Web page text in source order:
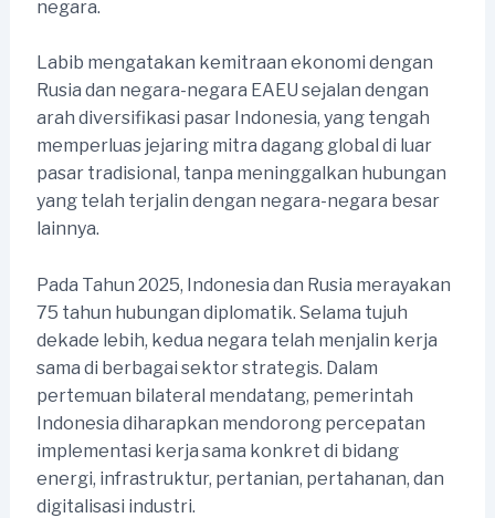
negara.
Labib mengatakan kemitraan ekonomi dengan
Rusia dan negara-negara EAEU sejalan dengan
arah diversifikasi pasar Indonesia, yang tengah
memperluas jejaring mitra dagang global di luar
pasar tradisional, tanpa meninggalkan hubungan
yang telah terjalin dengan negara-negara besar
lainnya.
Pada Tahun 2025, Indonesia dan Rusia merayakan
75 tahun hubungan diplomatik. Selama tujuh
dekade lebih, kedua negara telah menjalin kerja
sama di berbagai sektor strategis. Dalam
pertemuan bilateral mendatang, pemerintah
Indonesia diharapkan mendorong percepatan
implementasi kerja sama konkret di bidang
energi, infrastruktur, pertanian, pertahanan, dan
digitalisasi industri.